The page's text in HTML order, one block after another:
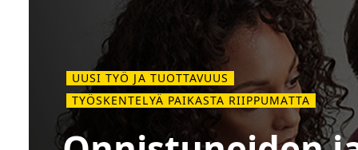
UUSI TYÖ JA TUOTTAVUUS
TYÖSKENTELYÄ PAIKASTA RIIPPUMATTA